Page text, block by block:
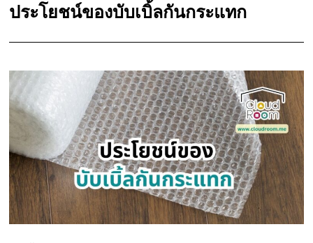
ประโยชน์ของบับเบิ้ลกันกระแทก